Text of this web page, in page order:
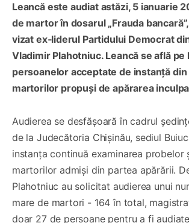
Leancă este audiat astăzi, 5 ianuarie
de martor în dosarul „Frauda
vizat ex‑liderul Partidului Democrat
Vladimir Plahotniuc. Leancă se află pe
persoanelor acceptate de instanță
martorilor propuși de apărarea
Audierea se desfășoară în cadrul
de la Judecătoria Chișinău, sediul
instanța continuă examinarea probelor
martorilor admiși din partea apărării.
Plahotniuc au solicitat audierea unui
mare de martori - 164 în total,
doar 27 de persoane pentru a fi